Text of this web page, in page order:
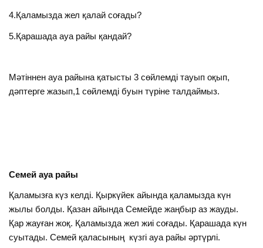
4.Қаламызда жел қалай соғады?
5.Қарашада ауа райы қандай?
Мәтіннен ауа райына қатысты 3 сөйлемді тауып оқып,
дәптерге жазып,1 сөйлемді буын түріне талдаймыз.
Семей ауа райы
Қаламызға күз келді. Қыркүйек айында қаламызда күн
жылы болды. Қазан айында Семейде жаңбыр аз жауды.
Қар жауған жоқ. Қаламызда жел жиі соғады. Қарашада күн
суытады. Семей қаласының күзгі ауа райы әртүрлі.